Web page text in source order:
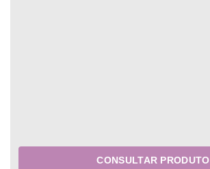
CONSULTAR PRODUTO